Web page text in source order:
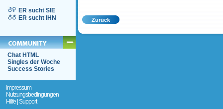
ER sucht SIE
ER sucht IHN
Chat HTML
Singles der Woche
Success Stories
Impressum
Nutzungsbedingungen
Hilfe | Support